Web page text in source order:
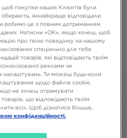
покупки наших Клієнтів були
якнайкраще відповідали
робимо це з повним дотриманням
даних. Натисни «OK», якщо хочеш, щоб
про твою поведінку на нашому
спеціально для тебе
товарів, які відповідають твоїм
реклами чи
налаштувань. Ти можеш будь-коли
щодо файлів cookie,
не хочеш отримувати
товарів, що відповідають твоїм
всі». Щоб дізнатися більше,
конфіденційності.